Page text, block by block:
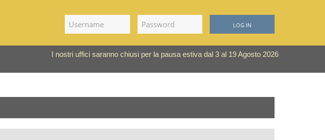
LOG IN
I nostri uffici saranno chiusi per la pausa estiva dal 3 al 19 Agosto 2026